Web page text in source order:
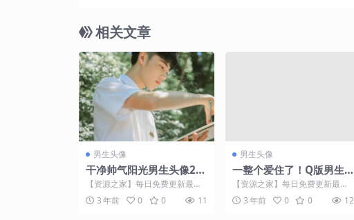
相关文章
男生头像
干净帅气阳光男生头像20
18精选
【资源之家】每日免费更新最热
门的副业项目资源 干净帅气阳光
男生头像2018精选 ...
3 年前 0 0 11
男生头像
一整个爱住了！Q版男生
头像｜16张 ​​​
【资源之家】每日免费更新最热
门的副业项目资源 【资源之家】
每日免费更新最热门的副...
3 年前 0 0 12